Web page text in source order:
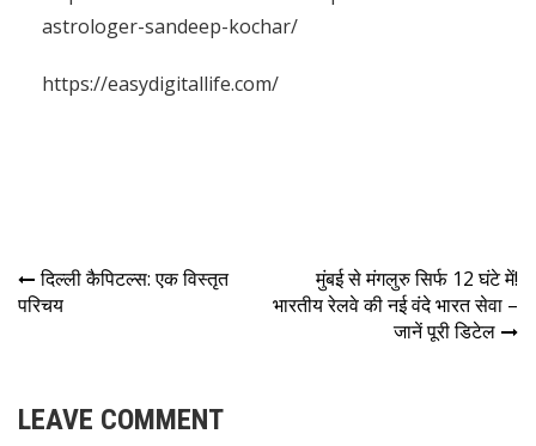
astrologer-sandeep-kochar/
https://easydigitallife.com/
दिल्ली कैपिटल्स: एक विस्तृत
परिचय
मुंबई से मंगलुरु सिर्फ 12 घंटे में!
भारतीय रेलवे की नई वंदे भारत सेवा –
जानें पूरी डिटेल
LEAVE COMMENT